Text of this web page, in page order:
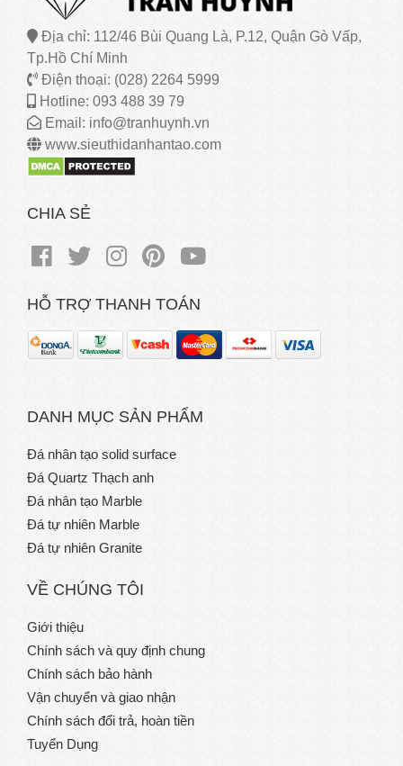
Địa chỉ: 112/46 Bùi Quang Là, P.12, Quận Gò Vấp,
Tp.Hồ Chí Minh
Điện thoại: (028) 2264 5999
Hotline: 093 488 39 79
Email: info@tranhuynh.vn
www.sieuthidanhantao.com
CHIA SẺ
HỖ TRỢ THANH TOÁN
DANH MỤC SẢN PHẨM
Đá nhân tạo solid surface
Đá Quartz Thạch anh
Đá nhân tạo Marble
Đá tự nhiên Marble
Đá tự nhiên Granite
VỀ CHÚNG TÔI
Giới thiệu
Chính sách và quy định chung
Chính sách bảo hành
Vận chuyển và giao nhận
Chính sách đổi trả, hoàn tiền
Tuyển Dụng